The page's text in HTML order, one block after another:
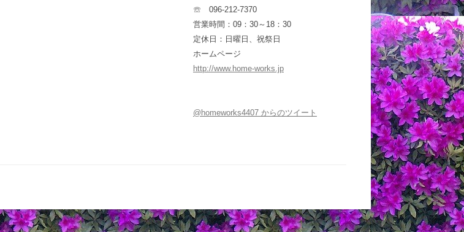
☏ 096-212-7370
営業時間：09：30～18：30
定休日：日曜日、祝祭日
ホームページ
http://www.home-works.jp
@homeworks4407 からのツイート